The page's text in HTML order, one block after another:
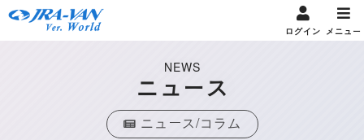
ログイン メニュー
NEWS
ニュース
ニュース/コラム